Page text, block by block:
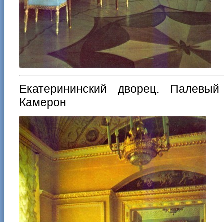
Екатерининский дворец.
Камерон